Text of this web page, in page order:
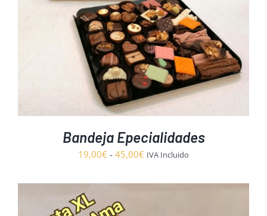
Bandeja Epecialidades
19,00€ - 45,00€ Rango
precios:
IVA Incluido